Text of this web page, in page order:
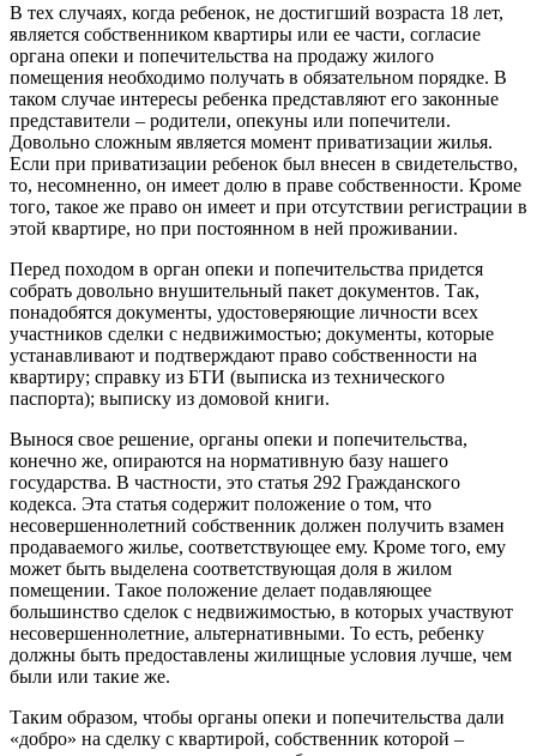
В тех случаях, когда ребенок, не достигший возраста 18 лет,
является собственником квартиры или ее части, согласие
органа опеки и попечительства на продажу жилого
помещения необходимо получать в обязательном порядке. В
таком случае интересы ребенка представляют его законные
представители – родители, опекуны или попечители.
Довольно сложным является момент приватизации жилья.
Если при приватизации ребенок был внесен в свидетельство,
то, несомненно, он имеет долю в праве собственности. Кроме
того, такое же право он имеет и при отсутствии регистрации в
этой квартире, но при постоянном в ней проживании.
Перед походом в орган опеки и попечительства придется
собрать довольно внушительный пакет документов. Так,
понадобятся документы, удостоверяющие личности всех
участников сделки с недвижимостью; документы, которые
устанавливают и подтверждают право собственности на
квартиру; справку из БТИ (выписка из технического
паспорта); выписку из домовой книги.
Вынося свое решение, органы опеки и попечительства,
конечно же, опираются на нормативную базу нашего
государства. В частности, это статья 292 Гражданского
кодекса. Эта статья содержит положение о том, что
несовершеннолетний собственник должен получить взамен
продаваемого жилье, соответствующее ему. Кроме того, ему
может быть выделена соответствующая доля в жилом
помещении. Такое положение делает подавляющее
большинство сделок с недвижимостью, в которых участвуют
несовершеннолетние, альтернативными. То есть, ребенку
должны быть предоставлены жилищные условия лучше, чем
были или такие же.
Таким образом, чтобы органы опеки и попечительства дали
«добро» на сделку с квартирой, собственник которой –